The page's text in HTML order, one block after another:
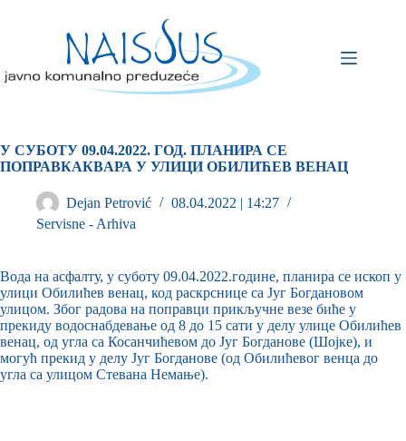
У СУБОТУ 09.04.2022. ГОД. ПЛАНИРА СЕ
ПОПРАВКАКВAРА У УЛИЦИ ОБИЛИЋЕВ ВЕНАЦ
Dejan Petrović
08.04.2022 | 14:27
Servisne - Arhiva
Вода на асфалту, у суботу 09.04.2022.године, планира се ископ у
улици Обилићев венац, код раскрснице са Југ Богдановом
улицом. Због радова на поправци прикључне везе биће у
прекиду водоснабдевање од 8 до 15 сати у делу улице Обилићев
венац, од угла са Косанчићевом до Југ Богданове (Шојке), и
могућ прекид у делу Југ Богданове (од Обилићевог венца до
угла са улицом Стевана Немање).